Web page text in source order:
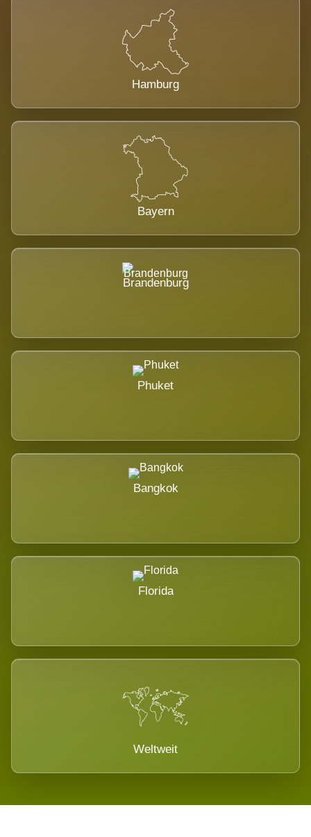
Hamburg
Bayern
Brandenburg
Phuket
Bangkok
Florida
Weltweit